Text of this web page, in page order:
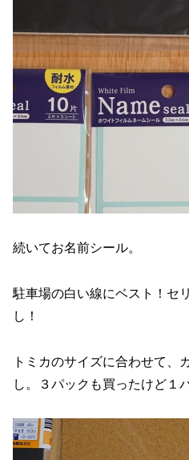
続いてお名前シール。
駐車場の白い線にベスト！セ
し！
トミカのサイズに合わせて、
し。３パックも買ったけど１